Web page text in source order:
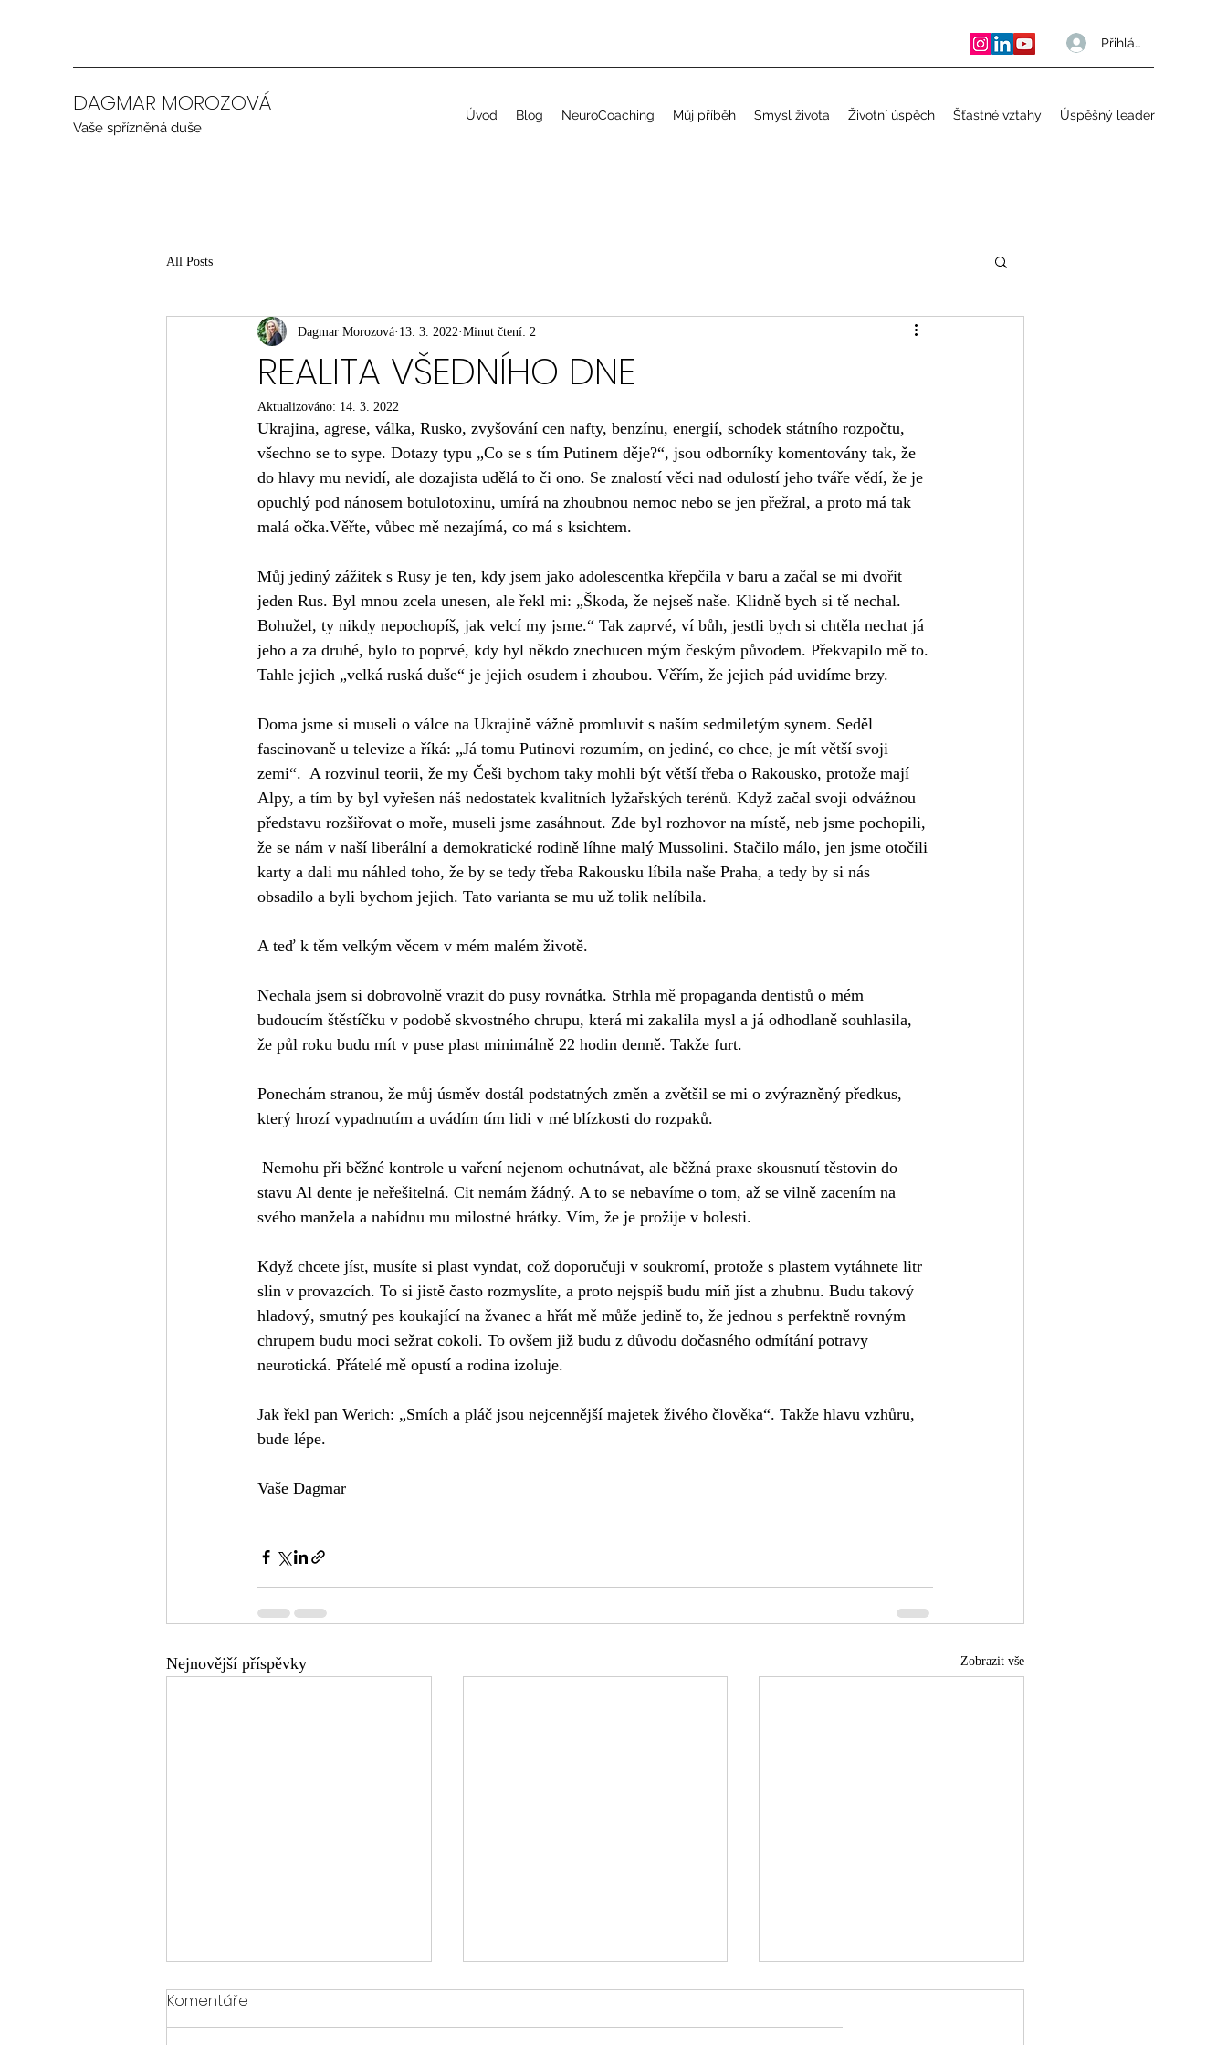
Přihlásit se
DAGMAR MOROZOVÁ
Vaše spřízněná duše
Úvod Blog NeuroCoaching Můj příběh Smysl života Životní úspěch Šťastné vztahy Úspěšný leader
All Posts
REALITA VŠEDNÍHO DNE
Dagmar Morozová 13. 3. 2022 Minut čtení: 2
Aktualizováno: 14. 3. 2022
Ukrajina, agrese, válka, Rusko, zvyšování cen nafty, benzínu, energií, schodek státního rozpočtu,
všechno se to sype. Dotazy typu „Co se s tím Putinem děje?“, jsou odborníky komentovány tak, že
do hlavy mu nevidí, ale dozajista udělá to či ono. Se znalostí věci nad odulostí jeho tváře vědí, že je
opuchlý pod nánosem botulotoxinu, umírá na zhoubnou nemoc nebo se jen přežral, a proto má tak
malá očka.Věřte, vůbec mě nezajímá, co má s ksichtem.
Můj jediný zážitek s Rusy je ten, kdy jsem jako adolescentka křepčila v baru a začal se mi dvořit
jeden Rus. Byl mnou zcela unesen, ale řekl mi: „Škoda, že nejseš naše. Klidně bych si tě nechal.
Bohužel, ty nikdy nepochopíš, jak velcí my jsme.“ Tak zaprvé, ví bůh, jestli bych si chtěla nechat já
jeho a za druhé, bylo to poprvé, kdy byl někdo znechucen mým českým původem. Překvapilo mě to.
Tahle jejich „velká ruská duše“ je jejich osudem i zhoubou. Věřím, že jejich pád uvidíme brzy.
Doma jsme si museli o válce na Ukrajině vážně promluvit s naším sedmiletým synem. Seděl
fascinovaně u televize a říká: „Já tomu Putinovi rozumím, on jediné, co chce, je mít větší svoji
zemi“.  A rozvinul teorii, že my Češi bychom taky mohli být větší třeba o Rakousko, protože mají
Alpy, a tím by byl vyřešen náš nedostatek kvalitních lyžařských terénů. Když začal svoji odvážnou
představu rozšiřovat o moře, museli jsme zasáhnout. Zde byl rozhovor na místě, neb jsme pochopili,
že se nám v naší liberální a demokratické rodině líhne malý Mussolini. Stačilo málo, jen jsme otočili
karty a dali mu náhled toho, že by se tedy třeba Rakousku líbila naše Praha, a tedy by si nás
obsadilo a byli bychom jejich. Tato varianta se mu už tolik nelíbila.
A teď k těm velkým věcem v mém malém životě.
Nechala jsem si dobrovolně vrazit do pusy rovnátka. Strhla mě propaganda dentistů o mém
budoucím štěstíčku v podobě skvostného chrupu, která mi zakalila mysl a já odhodlaně souhlasila,
že půl roku budu mít v puse plast minimálně 22 hodin denně. Takže furt.
Ponechám stranou, že můj úsměv dostál podstatných změn a zvětšil se mi o zvýrazněný předkus,
který hrozí vypadnutím a uvádím tím lidi v mé blízkosti do rozpaků.
stavu Al dente je neřešitelná. Cit nemám žádný. A to se nebavíme o tom, až se vilně zacením na
svého manžela a nabídnu mu milostné hrátky. Vím, že je prožije v bolesti.
Když chcete jíst, musíte si plast vyndat, což doporučuji v soukromí, protože s plastem vytáhnete litr
slin v provazcích. To si jistě často rozmyslíte, a proto nejspíš budu míň jíst a zhubnu. Budu takový
hladový, smutný pes koukající na žvanec a hřát mě může jedině to, že jednou s perfektně rovným
chrupem budu moci sežrat cokoli. To ovšem již budu z důvodu dočasného odmítání potravy
neurotická. Přátelé mě opustí a rodina izoluje.
Jak řekl pan Werich: „Smích a pláč jsou nejcennější majetek živého člověka“. Takže hlavu vzhůru,
bude lépe.
Vaše Dagmar
Nejnovější příspěvky Zobrazit vše
Komentáře